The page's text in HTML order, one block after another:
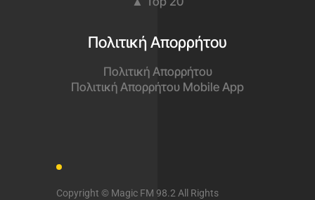
Πολιτική Απορρήτου
Πολιτική Απορρήτου
Πολιτική Απορρήτου Mobile App
Copyright © Magic FM 98.2 All Rights